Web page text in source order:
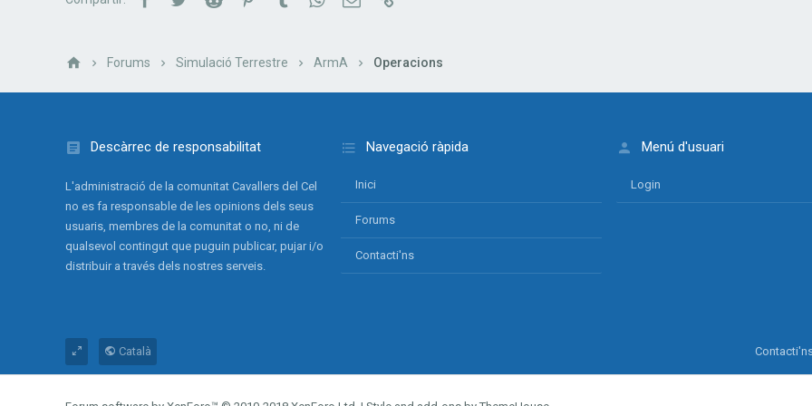
Forums Simulació Terrestre ArmA Operacions
Descàrrec de responsabilitat
L'administració de la comunitat Cavallers del Cel
no es fa responsable de les opinions dels seus
usuaris, membres de la comunitat o no, ni de
qualsevol contingut que puguin publicar, pujar i/o
distribuir a través dels nostres serveis.
Navegació ràpida
Inici
Forums
Contacti'ns
Menú d'usuari
Login
Català